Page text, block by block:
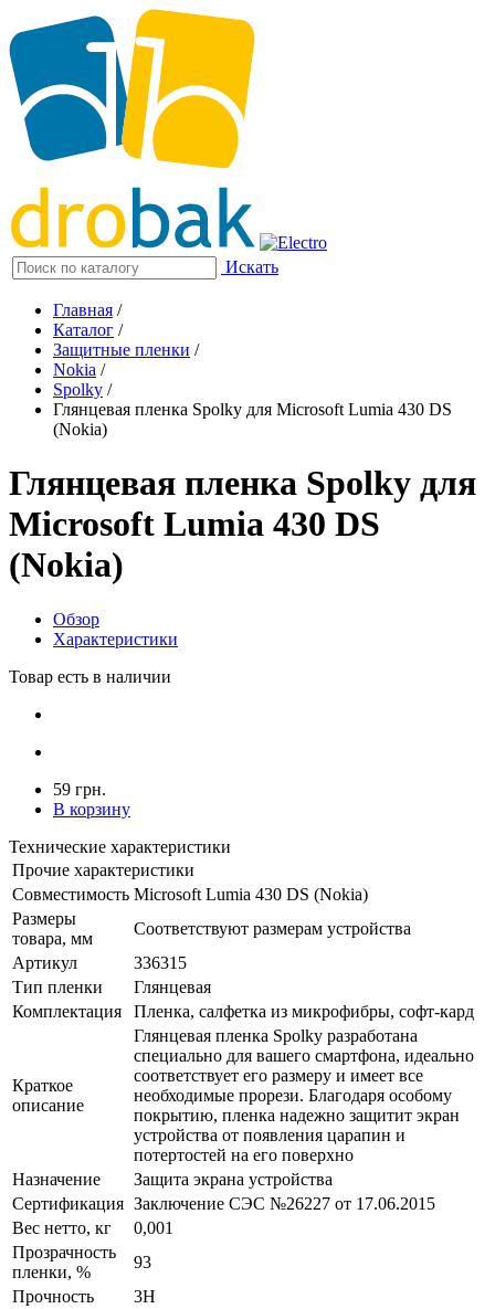
Искать
Главная /
Каталог /
Защитные пленки /
Nokia /
Spolky /
Глянцевая пленка Spolky для Microsoft Lumia 430 DS
(Nokia)
Глянцевая пленка Spolky для
Microsoft Lumia 430 DS
(Nokia)
Обзор
Характеристики
Товар есть в наличии
59 грн.
В корзину
Технические характеристики
Прочие характеристики
Совместимость Microsoft Lumia 430 DS (Nokia)
Размеры
товара, мм
Соответствуют размерам устройства
Артикул
336315
Тип пленки
Глянцевая
Комплектация
Пленка, салфетка из микрофибры, софт-кард
Краткое
описание
Глянцевая пленка Spolky разработана
специально для вашего смартфона, идеально
соответствует его размеру и имеет все
необходимые прорези. Благодаря особому
покрытию, пленка надежно защитит экран
устройства от появления царапин и
потертостей на его поверхно
Назначение
Защита экрана устройства
Сертификация Заключение СЭС №26227 от 17.06.2015
Вес нетто, кг
0,001
Прозрачность
пленки, %
93
Прочность
3H